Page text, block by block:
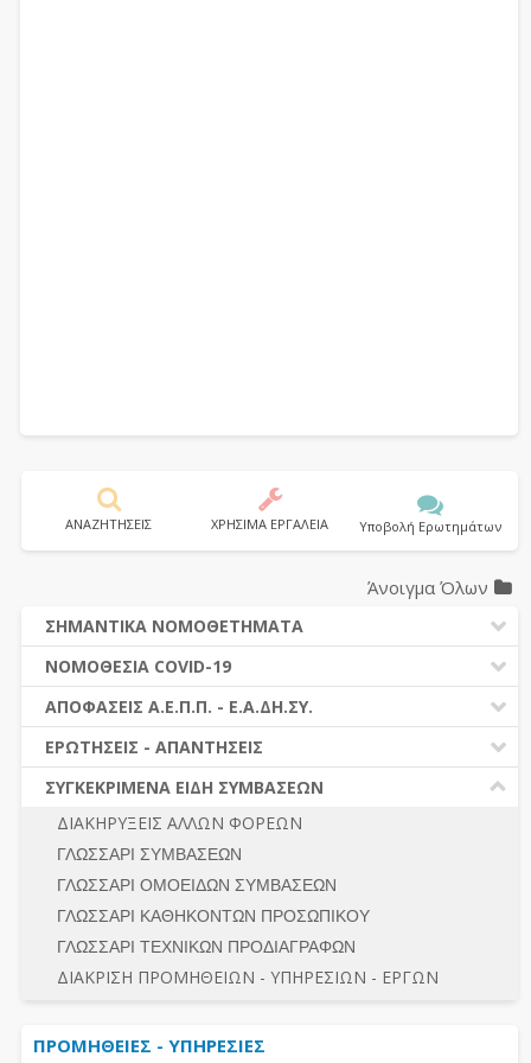
ΑΝΑΖΗΤΗΣΕΙΣ ΧΡΗΣΙΜΑ ΕΡΓΑΛΕΙΑ Υποβολή Ερωτημάτων
Άνοιγμα Όλων
ΣΗΜΑΝΤΙΚΑ ΝΟΜΟΘΕΤΗΜΑΤΑ
ΔΗΜΟΣΙΕΣ ΣΥΜΒΑΣΕΙΣ (Ν. 4412/2016)
ΔΗΜΟΤΙΚΟΣ ΚΩΔΙΚΑΣ (Ν.3463/2006)
ΚΑΛΛΙΚΡΑΤΗΣ (Ν.3852/2010)
ΝΟΜΟΘΕΣΙΑ - ΝΟΜΟΛΟΓΙΑ (ΣΥΝΟΛΟ)
ΝΟΜΟΘΕΣΙΑ COVID-19
ΝΟΜΟΘΕΣΙΑ - ΝΟΜΟΛΟΓΙΑ COVID -19
ΕΡΩΤΗΣΕΙΣ - ΑΠΑΝΤΗΣΕΙΣ
ΑΠΟΦΑΣΕΙΣ Α.Ε.Π.Π. - Ε.Α.ΔΗ.ΣΥ.
ΠΡΟΔΙΚΑΣΤΙΚΗ ΠΡΟΣΦΥΓΗ
ΓΕΝΙΚΟΙ ΚΑΝΟΝΕΣ
ΔΙΚΑΙΟΥΜΕΝΟΙ ΣΥΜΜΕΤΟΧΗΣ
ΠΡΟΣΦΟΡΕΣ – ΔΙΚΑΙΟΛΟΓΗΤΙΚΑ ΣΥΜΜΕΤΟΧΗΣ
ΔΙΕΞΑΓΩΓΗ ΔΙΑΔΙΚΑΣΙΑΣ
ΕΣΗΔΗΣ – ΚΗΜΔΗΣ
ΠΕΡΙΛΗΨΕΙΣ ΑΠΟΦΑΣΕΩΝ Α.Ε.Π.Π. - Ε.Α.ΔΗ.ΣΥ.
ΣΥΝΟΛΟ
ΕΡΩΤΗΣΕΙΣ - ΑΠΑΝΤΗΣΕΙΣ
Ν. 4782/2021 - ΤΡΟΠΟΠΟΙΗΣΗ 4412/2016
ΔΙΕΞΑΓΩΓΗ ΔΙΑΔΙΚΑΣΙΑΣ
ΔΙΑΔΙΚΑΣΙΕΣ ΑΝΑΘΕΣΗΣ
ΓΕΝΙΚΟΙ ΚΑΝΟΝΕΣ
ΠΡΟΕΤΟΙΜΑΣΙΑ - ΔΗΜΟΣΙΟΤΗΤΑ
ΛΟΓΟΙ ΑΠΟΚΛΕΙΣΜΟΥ-ΔΙΚΑΙΟΥΜΕΝΟΙ ΣΥΜΜΕΤΟΧΗΣ
ΠΡΟΣΦΟΡΕΣ - ΔΙΚΑΙΟΛΟΓΗΤΙΚΑ ΣΥΜΜΕΤΟΧΗΣ
ΣΥΓΚΕΚΡΙΜΕΝΑ ΕΙΔΗ ΣΥΜΒΑΣΕΩΝ
ΔΙΑΚΗΡΥΞΕΙΣ ΑΛΛΩΝ ΦΟΡΕΩΝ
ΓΛΩΣΣΑΡΙ ΣΥΜΒΑΣΕΩΝ
ΓΛΩΣΣΑΡΙ ΟΜΟΕΙΔΩΝ ΣΥΜΒΑΣΕΩΝ
ΓΛΩΣΣΑΡΙ ΚΑΘΗΚΟΝΤΩΝ ΠΡΟΣΩΠΙΚΟΥ
ΓΛΩΣΣΑΡΙ ΤΕΧΝΙΚΩΝ ΠΡΟΔΙΑΓΡΑΦΩΝ
ΔΙΑΚΡΙΣΗ ΠΡΟΜΗΘΕΙΩΝ - ΥΠΗΡΕΣΙΩΝ - ΕΡΓΩΝ
ΠΡΟΜΗΘΕΙΕΣ - ΥΠΗΡΕΣΙΕΣ